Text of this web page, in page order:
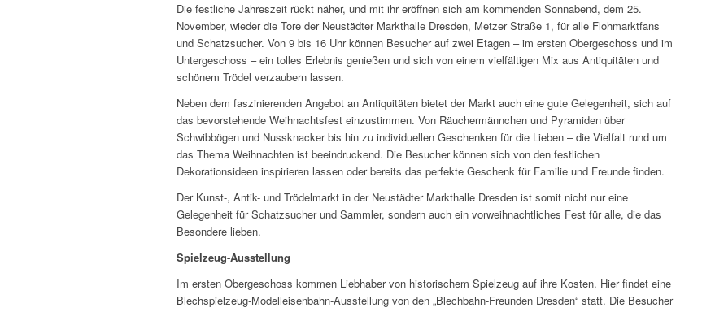
Die festliche Jahreszeit rückt näher, und mit ihr eröffnen sich am kommenden Sonnabend, dem 25.
November, wieder die Tore der Neustädter Markthalle Dresden, Metzer Straße 1, für alle Flohmarktfans
und Schatzsucher. Von 9 bis 16 Uhr können Besucher auf zwei Etagen – im ersten Obergeschoss und im
Untergeschoss – ein tolles Erlebnis genießen und sich von einem vielfältigen Mix aus Antiquitäten und
schönem Trödel verzaubern lassen.
Neben dem faszinierenden Angebot an Antiquitäten bietet der Markt auch eine gute Gelegenheit, sich auf
das bevorstehende Weihnachtsfest einzustimmen. Von Räuchermännchen und Pyramiden über
Schwibbögen und Nussknacker bis hin zu individuellen Geschenken für die Lieben – die Vielfalt rund um
das Thema Weihnachten ist beeindruckend. Die Besucher können sich von den festlichen
Dekorationsideen inspirieren lassen oder bereits das perfekte Geschenk für Familie und Freunde finden.
Der Kunst-, Antik- und Trödelmarkt in der Neustädter Markthalle Dresden ist somit nicht nur eine
Gelegenheit für Schatzsucher und Sammler, sondern auch ein vorweihnachtliches Fest für alle, die das
Besondere lieben.
Spielzeug-Ausstellung
Im ersten Obergeschoss kommen Liebhaber von historischem Spielzeug auf ihre Kosten. Hier findet eine
Blechspielzeug-Modelleisenbahn-Ausstellung von den „Blechbahn-Freunden Dresden“ statt. Die Besucher